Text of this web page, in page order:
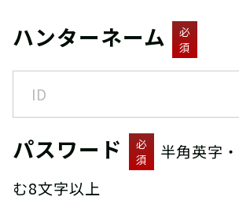
ハンターネーム
必
須
パスワード
必
須
半角英字
む8文字以上